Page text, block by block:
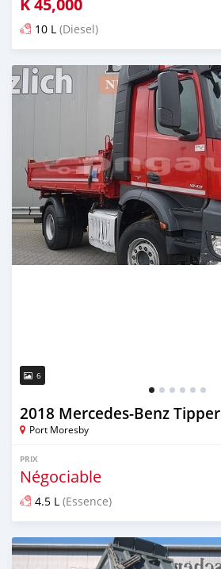
K45,000
10 L (Diesel)
Publié il y a plus d'un an
6
2018 Mercedes‒Benz Tipper
Port Moresby
PRIX
Négociable
4.5 L (Essence)
Publié il y a plus de 2 ans